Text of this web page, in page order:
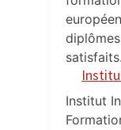
diplômes
satisfaits.
Institut